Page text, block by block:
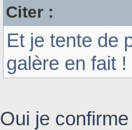
Citer :
Et je tente de
galère en fait !
Oui je